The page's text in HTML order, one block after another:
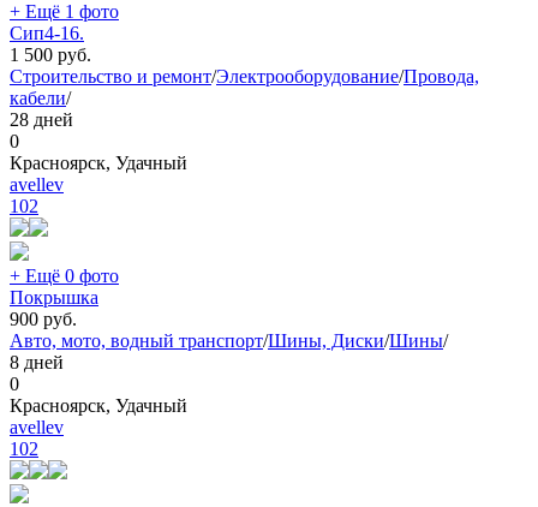
+ Ещё 1 фото
Сип4-16.
1 500 руб.
Строительство и ремонт/Электрооборудование/Провода,
кабели/
28 дней
0
Красноярск, Удачный
avellev
102
+ Ещё 0 фото
Покрышка
900 руб.
Авто, мото, водный транспорт/Шины, Диски/Шины/
8 дней
0
Красноярск, Удачный
avellev
102